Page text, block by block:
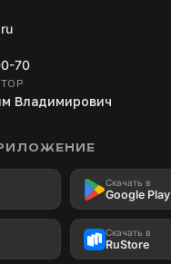
70
Владимирович
Скачать в
Google Play
Скачать в
RuStore